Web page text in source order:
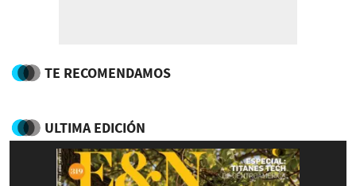
TE RECOMENDAMOS
ULTIMA EDICIÓN